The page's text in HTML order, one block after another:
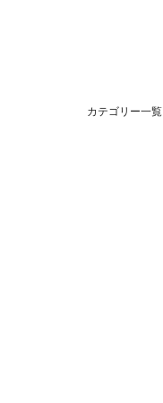
カテゴリー一覧